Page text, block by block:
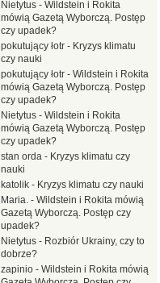
Nietytus - Wildstein i Rokita
mówią Gazetą Wyborczą. Postęp
czy upadek?
pokutujący łotr - Kryzys klimatu
czy nauki
pokutujący łotr - Wildstein i Rokita
mówią Gazetą Wyborczą. Postęp
czy upadek?
Nietytus - Wildstein i Rokita
mówią Gazetą Wyborczą. Postęp
czy upadek?
stan orda - Kryzys klimatu czy
nauki
katolik - Kryzys klimatu czy nauki
Maria. - Wildstein i Rokita mówią
Gazetą Wyborczą. Postęp czy
upadek?
Nietytus - Rozbiór Ukrainy, czy to
dobrze?
zapinio - Wildstein i Rokita mówią